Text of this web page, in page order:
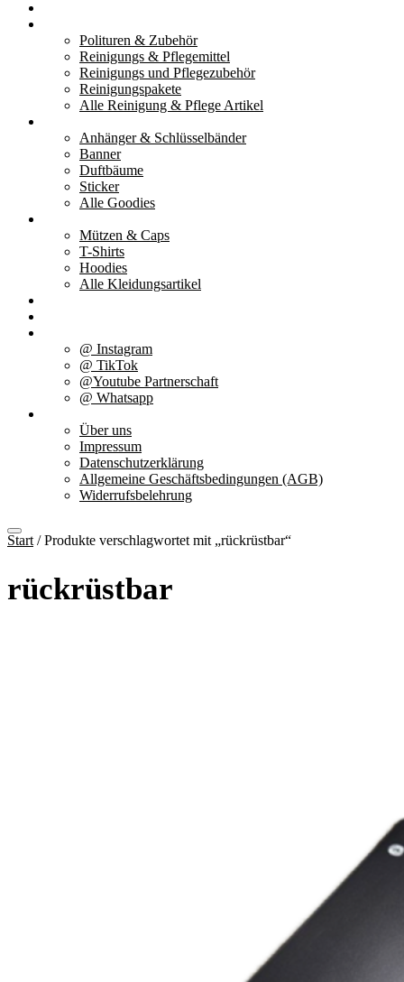
Polituren & Zubehör
Reinigungs & Pflegemittel
Reinigungs und Pflegezubehör
Reinigungspakete
Alle Reinigung & Pflege Artikel
Anhänger & Schlüsselbänder
Banner
Duftbäume
Sticker
Alle Goodies
Mützen & Caps
T-Shirts
Hoodies
Alle Kleidungsartikel
@ Instagram
@ TikTok
@Youtube Partnerschaft
@ Whatsapp
Über uns
Impressum
Datenschutzerklärung
Allgemeine Geschäftsbedingungen (AGB)
Widerrufsbelehrung
Start / Produkte verschlagwortet mit „rückrüstbar“
rückrüstbar